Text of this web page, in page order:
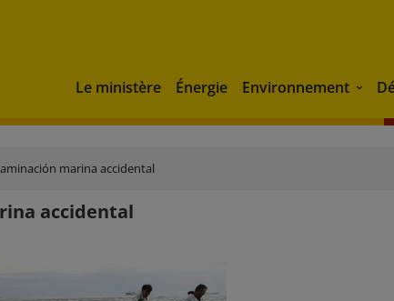
Le ministère Énergie Environnement
marina accidental
accidental